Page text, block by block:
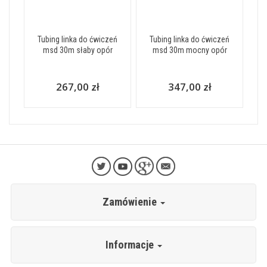
Tubing linka do ćwiczeń
msd 30m słaby opór
267,00 zł
Tubing linka do ćwiczeń
msd 30m mocny opór
347,00 zł
Zamówienie
Informacje